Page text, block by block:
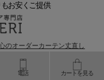
電話 カートを見る
お安くご提供
のオーダーカーテン丈直し